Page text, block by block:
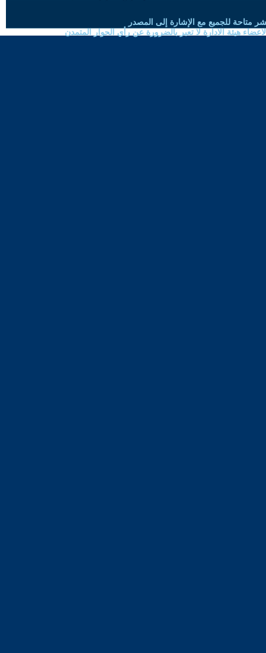
متاحة للجميع مع الإشارة إلى المصدر
هيئة الادارة لا تعبر بالضرورة عن رأي الحوار المتمدن